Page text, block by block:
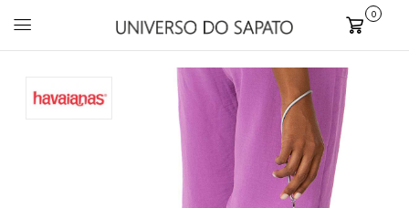
Carrinho
0